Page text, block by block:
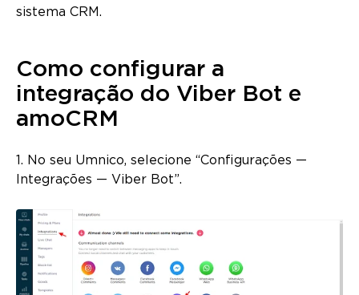
sistema CRM.
Como configurar a
integração do Viber Bot e
amoCRM
1. No seu Umnico, selecione “Configurações —
Integrações — Viber Bot”.